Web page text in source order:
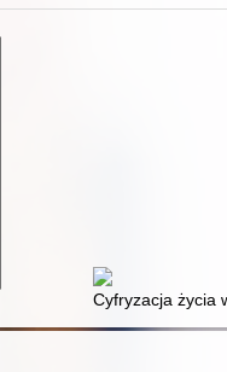
Cyfryzacja życia